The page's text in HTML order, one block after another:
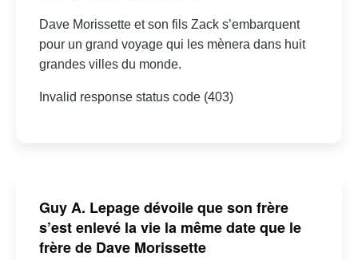
Dave Morissette et son fils Zack s’embarquent
pour un grand voyage qui les mènera dans huit
grandes villes du monde.
Invalid response status code (403)
Guy A. Lepage dévoile que son frère
s’est enlevé la vie la même date que le
frère de Dave Morissette